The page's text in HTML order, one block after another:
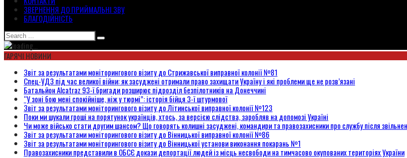
ЗВЕРНЕННЯ ДО ПРИЙМАЛЬНІ ЗВУ
БЛАГОДІЙНІСТЬ
ГАРЯЧІ НОВИНИ
Звіт за результатами моніторингового візиту до Стрижавської виправної колонії №81
Спец-УДЗ під час великої війни: як засуджені отримали право захищати Україну і які проблеми ще не розв’язані
Батальйон Alcatraz 93-ї бригади розширює підрозділ безпілотників на Донеччині
“У зоні бою мені спокійніше, ніж у тюрмі”: історія бійця 3-ї штурмової
Звіт за результатами моніторингового візиту до Літинської виправної колонії №123
Поки ми шукали гроші на порятунок українців, хтось, за версією слідства, заробляв на допомозі Україні
Чи може військо стати другим шансом? Що говорять колишні засуджені, командири та правозахисники про службу після
Звіт за результатами моніторингового візиту до Вінницької виправної колонії №86
Звіт за результатами моніторингового візиту до Вінницької установи виконання покарань №1
Правозахисники представили в ОБСЄ докази депортації людей із місць несвободи на тимчасово окупованих територіях України